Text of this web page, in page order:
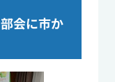
会に市か